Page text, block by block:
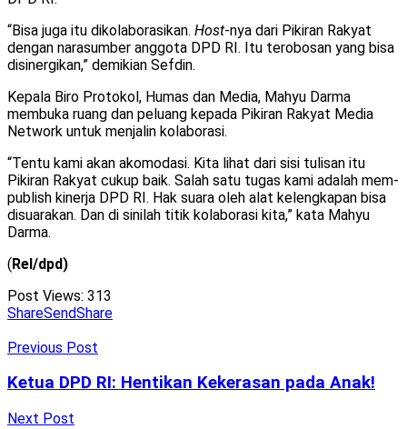
“Bisa juga itu dikolaborasikan. Host-nya dari Pikiran Rakyat
dengan narasumber anggota DPD RI. Itu terobosan yang bisa
disinergikan,” demikian Sefdin.
Kepala Biro Protokol, Humas dan Media, Mahyu Darma
membuka ruang dan peluang kepada Pikiran Rakyat Media
Network untuk menjalin kolaborasi.
“Tentu kami akan akomodasi. Kita lihat dari sisi tulisan itu
Pikiran Rakyat cukup baik. Salah satu tugas kami adalah mem-
publish kinerja DPD RI. Hak suara oleh alat kelengkapan bisa
disuarakan. Dan di sinilah titik kolaborasi kita,” kata Mahyu
Darma.
(Rel/dpd)
Post Views: 313
ShareSendShare
Previous Post
Ketua DPD RI: Hentikan Kekerasan pada Anak!
Next Post